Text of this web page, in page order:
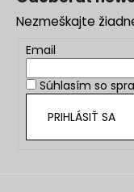
Nezmeškajte
Email
Súhlasím so
PRIHLÁSIŤ SA